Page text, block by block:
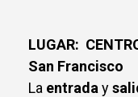
LUGAR:
San Francisco
La entrada y